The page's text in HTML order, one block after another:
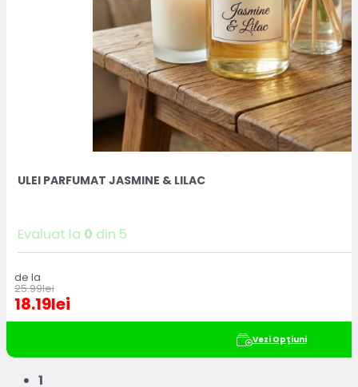
ULEI PARFUMAT JASMINE & LILAC
Evaluat la 0 din 5
de la
25.99lei
18.19lei
Vezi Opțiuni
1